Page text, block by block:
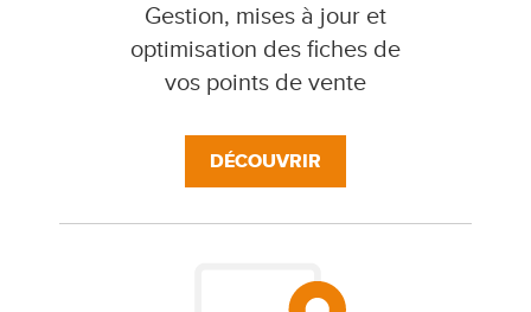
Gestion, mises à jour et
optimisation des fiches de
vos points de vente
DÉCOUVRIR